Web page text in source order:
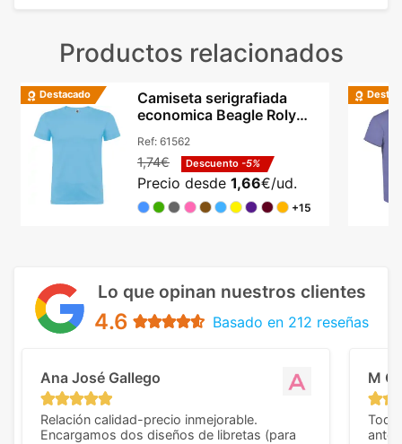
Productos relacionados
Destacado
Camiseta serigrafiada
economica Beagle Roly
Ref: 61562
1,74€ Descuento -5%
Precio desde 1,66€/ud.
+15
Lo que opinan nuestros clientes
4.6 Basado en 212 reseñas
Ana José Gallego
Relación calidad-precio inmejorable.
Encargamos dos diseños de libretas (para
M C
Todo